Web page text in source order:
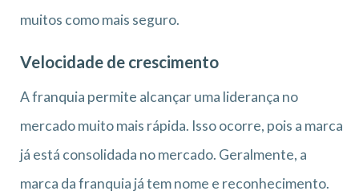
muitos como mais seguro.
Velocidade de crescimento
A franquia permite alcançar uma liderança no
mercado muito mais rápida. Isso ocorre, pois a marca
já está consolidada no mercado. Geralmente, a
marca da franquia já tem nome e reconhecimento.